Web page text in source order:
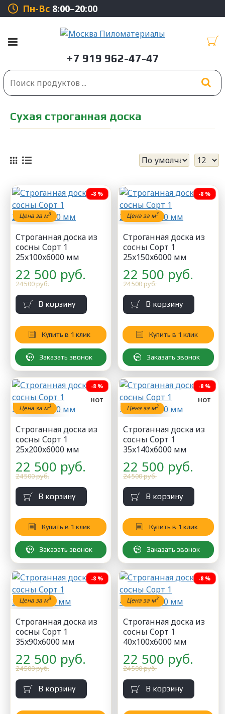
Пн-Вс 8:00–20:00
Сухая строганная доска
Цена за м3
-8 %
Строганная доска из
сосны Сорт 1
25x100x6000 мм
22 500 руб.
24 500 руб.
В корзину
Купить в 1 клик
Заказать звонок
Цена за м3
-8 %
Строганная доска из
сосны Сорт 1
25x150x6000 мм
22 500 руб.
24 500 руб.
В корзину
Купить в 1 клик
Заказать звонок
Цена за м3
HOT
-8 %
Строганная доска из
сосны Сорт 1
25x200x6000 мм
22 500 руб.
24 500 руб.
В корзину
Купить в 1 клик
Заказать звонок
Цена за м3
HOT
-8 %
Строганная доска из
сосны Сорт 1
35x140x6000 мм
22 500 руб.
24 500 руб.
В корзину
Купить в 1 клик
Заказать звонок
Цена за м3
-8 %
Строганная доска из
сосны Сорт 1
35x90x6000 мм
22 500 руб.
24 500 руб.
В корзину
Цена за м3
-8 %
Строганная доска из
сосны Сорт 1
40x100x6000 мм
22 500 руб.
24 500 руб.
В корзину